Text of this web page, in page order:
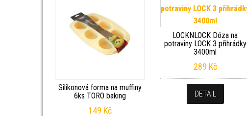
Silikonová forma na muffiny
6ks TORO baking
149 Kč
LOCKNLOCK Dóza na
potraviny LOCK 3 přihrádky
3400ml
289 Kč
DETAIL